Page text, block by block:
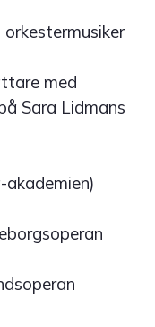
med
Sara Lidmans